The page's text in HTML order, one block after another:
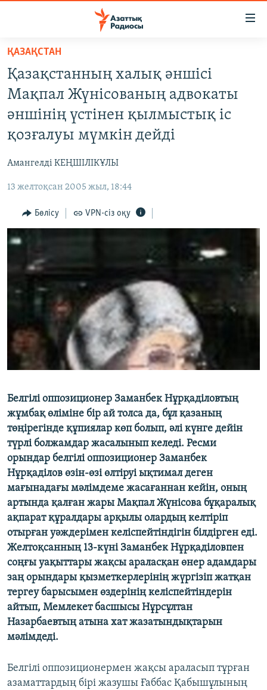
Skip
main
content
to
main
Skip
to
САЯСАТ
AZATTYQTV
ӘЛЕУМЕТ
ӘЛЕМ
АРНАЙЫ ЖОБАЛАР
Русский
ЖАЗЫЛЫҢЫЗ
Басқа тілдерде
ҚАЗАҚСТАН
Қазақстанның халық әншісі
Мақпал Жүнісованың адвокаты
әншінің үстінен қылмыстық іс
қозғалуы мүмкін дейді
Амангелді КЕҢШІЛІКҰЛЫ
13 желтоқсан 2005 жыл, 18:44
Бөлісу VPN-сіз оқу
Белгілі оппозиционер Заманбек Нұрқаділовтың
жұмбақ өліміне бір ай толса да, бұл қазаның
төңірегінде құпиялар көп болып, әлі күнге дейін
түрлі болжамдар жасалынып келеді. Ресми
орындар белгілі оппозиционер Заманбек
Нұрқаділов өзін-өзі өлтіруі ықтимал деген
мағынадағы мәлімдеме жасағаннан кейін, оның
артында қалған жары Мақпал Жүнісова бұқаралық
ақпарат құралдары арқылы олардың келтіріп
отырған уәждерімен келіспейтіндігін білдірген еді.
Желтоқсанның 13-күні Заманбек Нұрқаділовпен
соңғы уақыттары жақсы араласқан өнер адамдары
заң орындары қызметкерлерінің жүргізіп жатқан
тергеу барысымен өздерінің келіспейтіндерін
айтып, Мемлекет басшысы Нұрсұлтан
Назарбаевтың атына хат жазатындықтарын
мәлімдеді.
Белгілі оппозиционермен жақсы араласып тұрған
азаматтардың бірі жазушы Ғаббас Қабышұлының